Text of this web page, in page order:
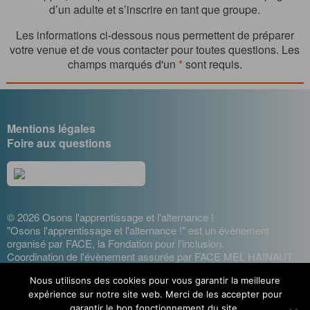
d’un adulte et s’inscrire en tant que groupe.
Les informations ci-dessous nous permettent de préparer
votre venue et de vous contacter pour toutes questions. Les
champs marqués d'un *sont requis.
Mentions légales
Foire aux questions
© 2026 Osons l'apprentissage et l'alternance !
"Osons l'apprentissage et l'alternance !" est un évènement
organisé par FACE, la Fondation pour l’inclusion.
Coordination de l'évènement assurée par FACE MEL HAINAUT,
Design : Cécile Lisbonis - Gestion de projet web : Agence
Mademoiselle Associée - Développement site internet : Etienne
Nous utilisons des cookies pour vous garantir la meilleure
expérience sur notre site web. Merci de les accepter pour